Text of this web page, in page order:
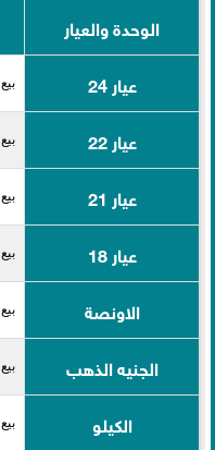
الوحدة والعيار
عيار 24
بيع 2,069 شراء 2,114
عيار 22 بيع 1,896 شراء 1,938
عيار 21 بيع 1,810 شراء 1,850
عيار 18 بيع 1,551 شراء 1,586
الاونصة بيع 64,333 شراء 65,754
الجنيه الذهب بيع 14,480 شراء 14,800
الكيلو بيع 2,068,571 شراء 2,114,286